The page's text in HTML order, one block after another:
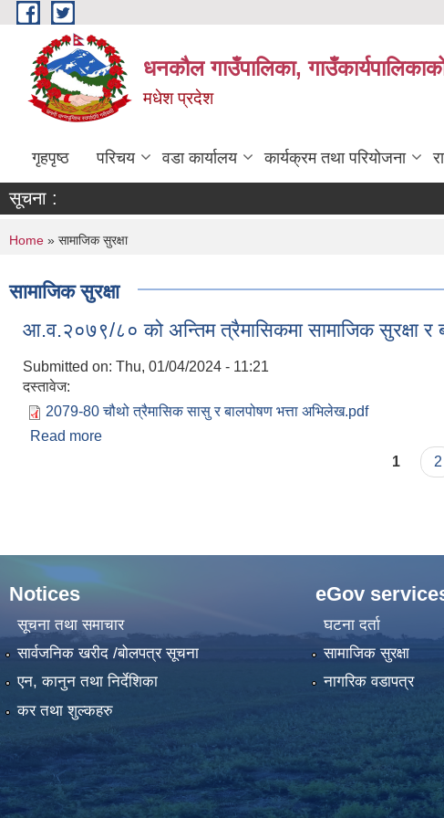
Skip to main content
धनकौल गाउँपालिका,
मधेश प्रदेश
गृहपृष्ठ परिचय वडा कार्यालय कार्यक्रम तथा परियोजना
सूचना :
You are here
Home » सामाजिक सुरक्षा
सामाजिक सुरक्षा
आ.व.२०७९/८० को अन्तिम त्रैमासिकमा सामाजिक सुरक्षा र
Submitted on: Thu, 01/04/2024 - 11:21
दस्तावेज:
2079-80 चौथो त्रैमासिक सासु र बालपोषण भत्ता अभिलेख.pdf
Read more
1 2
Notices
सूचना तथा समाचार
सार्वजनिक खरीद /बोलपत्र सूचना
एन, कानुन तथा निर्देशिका
कर तथा शुल्कहरु
eGov
घटना दर्ता
सामाजिक सुरक्षा
नागरिक वडापत्र